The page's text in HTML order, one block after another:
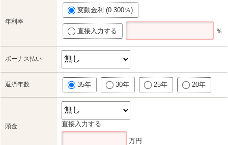
年利率
変動金利 (0.300％)
直接入力する ％
ボーナス払い
返済年数 35年 30年 25年 20年
頭金 直接入力する
万円